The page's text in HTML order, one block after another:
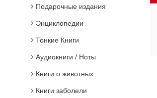
Подарочные издания
Энциклопедии
Тонкие Книги
Аудиокниги / Ноты
Книги о животных
Книги заболели